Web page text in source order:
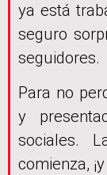
ya está
seguro
seguidores.
Para no
y
sociales.
comienza,